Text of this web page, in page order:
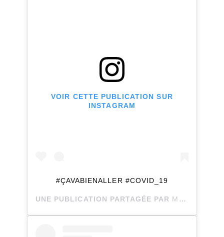
VOIR CETTE PUBLICATION SUR
INSTAGRAM
#ÇAVABIENALLER #COVID_19
UNE PUBLICATION PARTAGÉE PAR MARIE